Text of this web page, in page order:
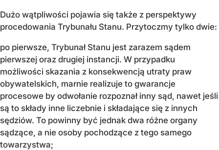
Dużo wątpliwości pojawia się także z perspektywy
procedowania Trybunału Stanu. Przytoczmy tylko dwie:
po pierwsze, Trybunał Stanu jest zarazem sądem
pierwszej oraz drugiej instancji. W przypadku
możliwości skazania z konsekwencją utraty praw
obywatelskich, marnie realizuje to gwarancje
procesowe by odwołanie rozpoznał inny sąd, nawet jeśli
są to składy inne liczebnie i składające się z innych
sędziów. To powinny być jednak dwa różne organy
sądzące, a nie osoby pochodzące z tego samego
towarzystwa;